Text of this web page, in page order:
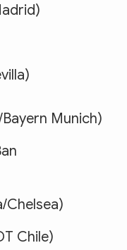
Munich)
Chelsea)
Chile)